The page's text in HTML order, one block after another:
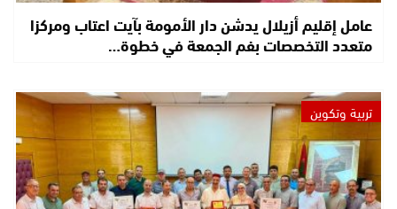
عامل إقليم أزيلال يدشن دار الأمومة بآيت اعتاب ومركزا
متعدد التخصصات بفم الجمعة في خطوة…
تربية وتكوين